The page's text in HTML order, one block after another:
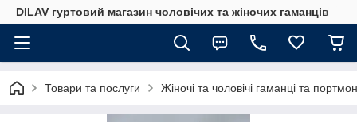
DILAV гуртовий магазин чоловічих та жіночих гаманців
Товари та послуги Жіночі та чоловічі гаманці та